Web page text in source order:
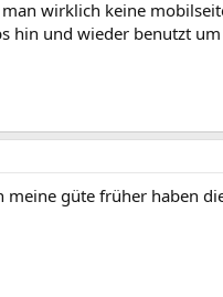
wirklich keine
hin und wieder benutzt
meine güte früher haben